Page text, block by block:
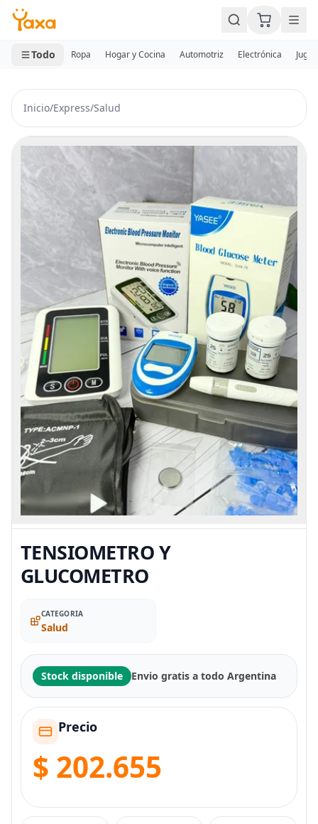
MINI CARRITO
0 productos
Todo Ropa Hogar y Cocina Automotriz Electrónica
Inicio/Express/Salud
TENSIOMETRO Y
GLUCOMETRO
CATEGORIA
Salud
Stock disponible Envio gratis a todo Argentina
Precio
$ 202.655